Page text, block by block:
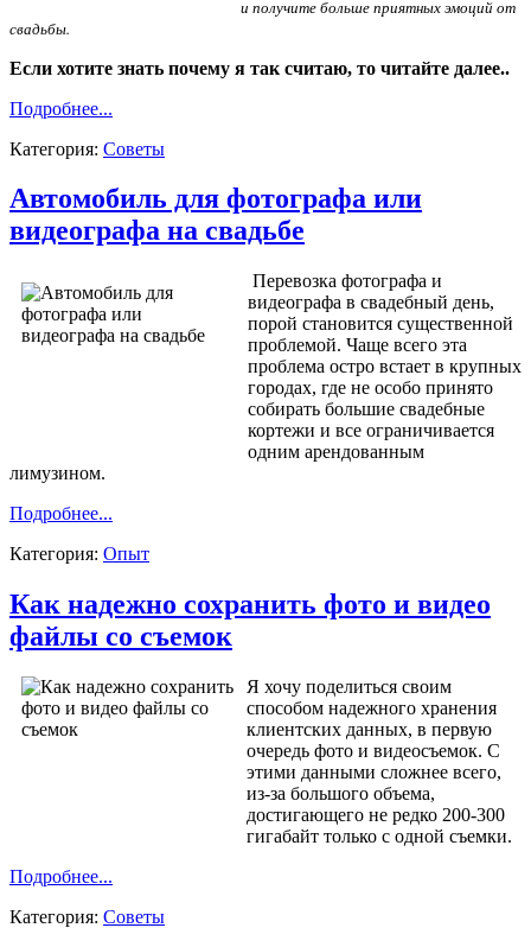
и получите больше приятных эмоций от
свадьбы.
Если хотите знать почему я так считаю, то читайте далее..
Подробнее...
Категория: Советы
Автомобиль для фотографа или
видеографа на свадьбе
Перевозка фотографа и
видеографа в свадебный день,
порой становится существенной
проблемой. Чаще всего эта
проблема остро встает в крупных
городах, где не особо принято
собирать большие свадебные
кортежи и все ограничивается
одним арендованным
лимузином.
Подробнее...
Категория: Опыт
Как надежно сохранить фото и видео
файлы со съемок
Я хочу поделиться своим
способом надежного хранения
клиентских данных, в первую
очередь фото и видеосъемок. С
этими данными сложнее всего,
из-за большого объема,
достигающего не редко 200-300
гигабайт только с одной съемки.
Подробнее...
Категория: Советы